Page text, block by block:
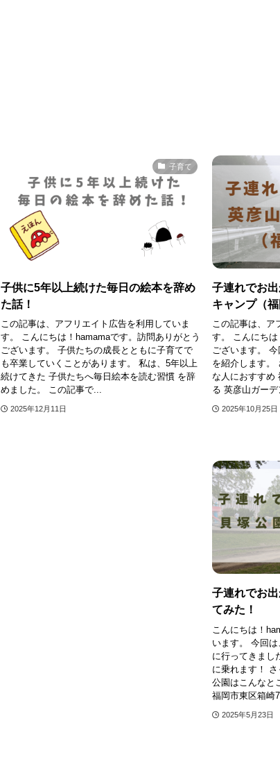
子育て
子供に5年以上続けた毎日の絵本を辞め
た話！
この記事は、アフリエイト広告を利用していま
す。 こんにちは！hamamaです。訪問ありがとう
ございます。 子供たちの成長とともに子育てで
も卒業していくことがあります。 私は、5年以上
続けてきた 子供たちへ毎日絵本を読む習慣 を辞
めました。 この記事で...
2025年12月11日
子連れでお
キャンプ（福
この記事は、ア
す。 こんにち
ございます。
を紹介します。
な人におすすめ
る 英彦山ガー
2025年10月25日
子連れでお
てみた！
こんにちは！
います。 今回
に行ってきまし
に乗れます！
公園はこんなと
福岡市東区箱崎7
2025年5月23日